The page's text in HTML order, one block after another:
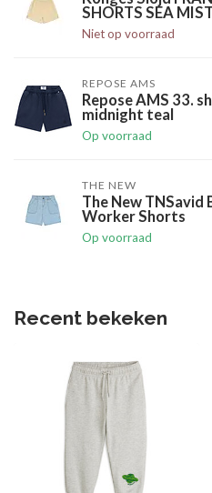
SHORTS SEA MIST
Niet op voorraad
REPOSE AMS
Repose AMS 33.
midnight teal
Op voorraad
THE NEW
The New TNSavid
Worker Shorts
Op voorraad
Recent bekeken